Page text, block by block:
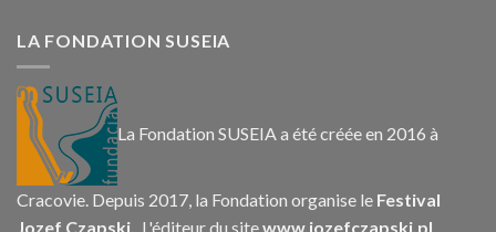
LA FONDATION SUSEIA
La Fondation SUSEIA a été créée en 2016 à
Cracovie. Depuis 2017, la Fondation organise le Festival
Jozef Czapski. L'éditeur du sitewww.jozefczapski.pl